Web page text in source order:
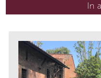
In